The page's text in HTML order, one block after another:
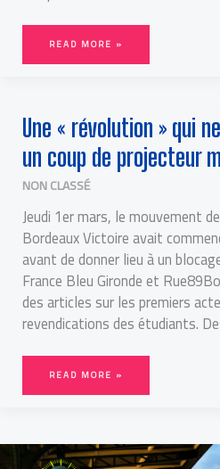
READ MORE »
Une « révolution » qui
un coup de projecteur
NON CLASSÉ
Jeudi 1er mars, le mouvement
Bordeaux Victoire avait
avant de donner lieu à un
France Bleu Gironde et
des articles sur les premiers
revendications des étudiants.
« RÉVOLUTION »
QUI
NE
PREND
PAS,
MALGRÉ
UN
COUP
MÉDIATIQUE
NATIONAL
READ MORE »
RÉFORME
DE
LA